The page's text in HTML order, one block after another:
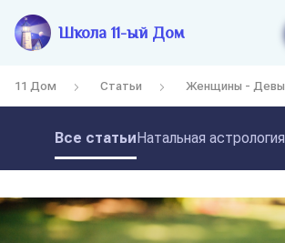
Школа 11-ый Дом
11 Дом Статьи Женщины - Девы
Все статьиНатальная астрология